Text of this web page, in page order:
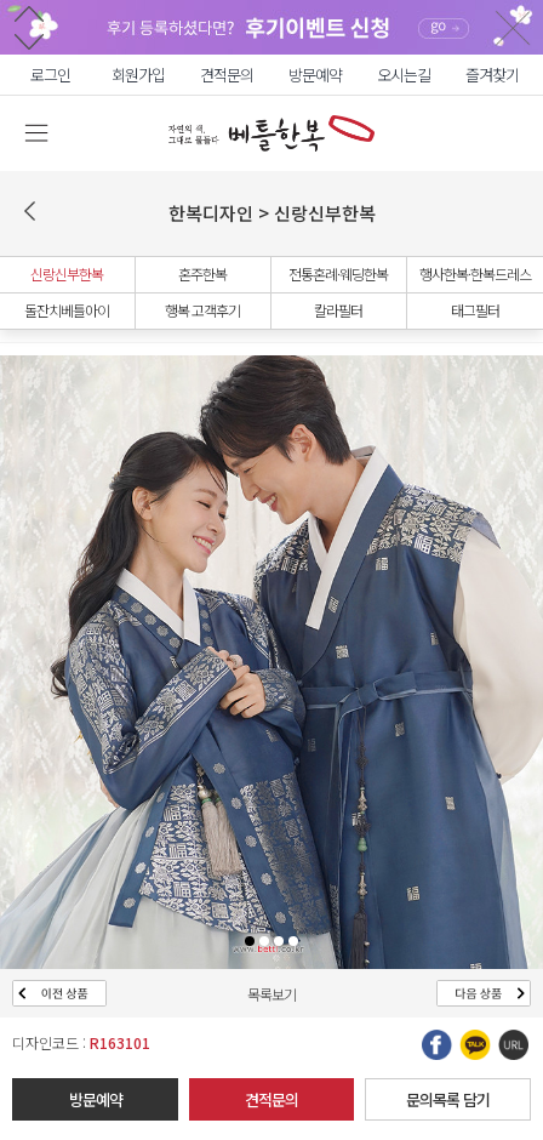
로그인 회원가입 견적문의 방문예약 오시는길 즐겨찾기
한복디자인 > 신랑신부한복
신랑신부한복 혼주한복 전통혼례·웨딩한복
행사한복·한복드레스
돌잔치베틀아이
행복 고객후기 칼라필터 태그필터
목록보기
디자인코드 : R163101
방문예약 견적문의 문의목록 담기